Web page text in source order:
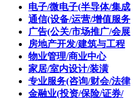
电子/微电子(半导体/集成
通信(设备/运营/增值服务
广告(公关/市场推广/会展
房地产开发/建筑与工程
物业管理/商业中心
家居/室内设计/装潢
专业服务(咨询/财会/法律
金融业(投资/保险/证券/